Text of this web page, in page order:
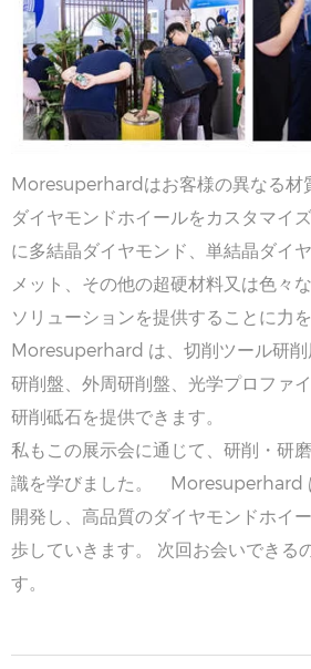
Moresuperhardはお客様の異なる材
ダイヤモンドホイールをカスタマイ
に多結晶ダイヤモンド、単結晶ダイ
メット、その他の超硬材料又は色々
ソリューションを提供することに力
Moresuperhard は、切削ツール研削
研削盤、外周研削盤、光学プロファ
研削砥石を提供できます。
私もこの展示会に通じて、研削・研
識を学びました。 Moresuperhard
開発し、高品質のダイヤモンドホイ
歩していきます。 次回お会いできる
す。